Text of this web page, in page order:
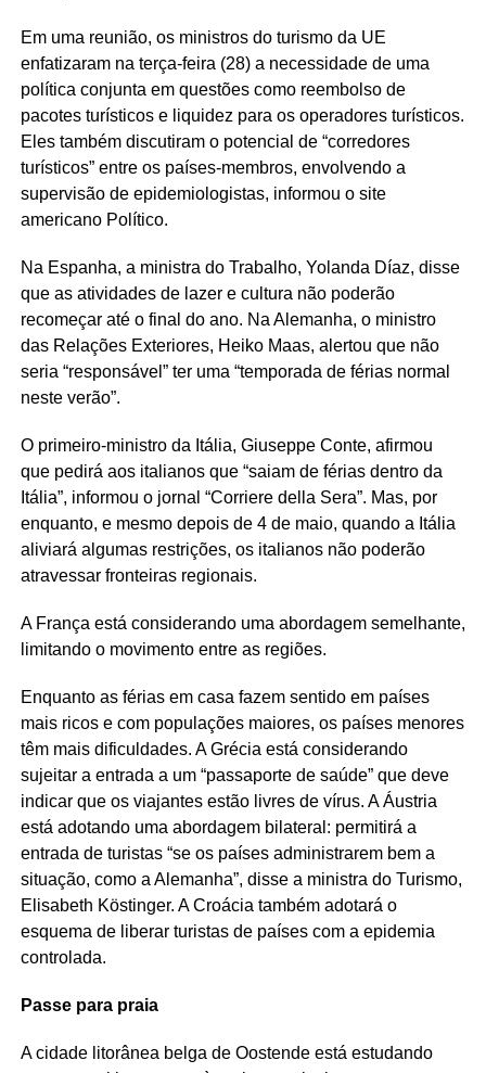
Em uma reunião, os ministros do turismo da UE
enfatizaram na terça-feira (28) a necessidade de uma
política conjunta em questões como reembolso de
pacotes turísticos e liquidez para os operadores turísticos.
Eles também discutiram o potencial de “corredores
turísticos” entre os países-membros, envolvendo a
supervisão de epidemiologistas, informou o site
americano Político.
Na Espanha, a ministra do Trabalho, Yolanda Díaz, disse
que as atividades de lazer e cultura não poderão
recomeçar até o final do ano. Na Alemanha, o ministro
das Relações Exteriores, Heiko Maas, alertou que não
seria “responsável” ter uma “temporada de férias normal
neste verão”.
O primeiro-ministro da Itália, Giuseppe Conte, afirmou
que pedirá aos italianos que “saiam de férias dentro da
Itália”, informou o jornal “Corriere della Sera”. Mas, por
enquanto, e mesmo depois de 4 de maio, quando a Itália
aliviará algumas restrições, os italianos não poderão
atravessar fronteiras regionais.
A França está considerando uma abordagem semelhante,
limitando o movimento entre as regiões.
Enquanto as férias em casa fazem sentido em países
mais ricos e com populações maiores, os países menores
têm mais dificuldades. A Grécia está considerando
sujeitar a entrada a um “passaporte de saúde” que deve
indicar que os viajantes estão livres de vírus. A Áustria
está adotando uma abordagem bilateral: permitirá a
entrada de turistas “se os países administrarem bem a
situação, como a Alemanha”, disse a ministra do Turismo,
Elisabeth Köstinger. A Croácia também adotará o
esquema de liberar turistas de países com a epidemia
controlada.
Passe para praia
A cidade litorânea belga de Oostende está estudando